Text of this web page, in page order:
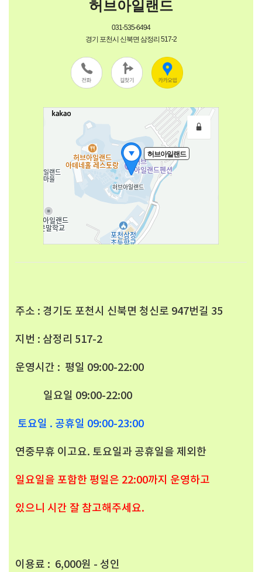
주소 : 경기도 포천시 신북면 청신로 947번길 35
지번 : 삼정리 517-2
운영시간 : 평일 09:00-22:00
일요일 09:00-22:00
토요일 . 공휴일 09:00-23:00
연중무휴 이고요. 토요일과 공휴일을 제외한
일요일을 포함한 평일은 22:00까지 운영하고
있으니 시간 잘 참고해주세요.
이용료 : 6,000원 - 성인